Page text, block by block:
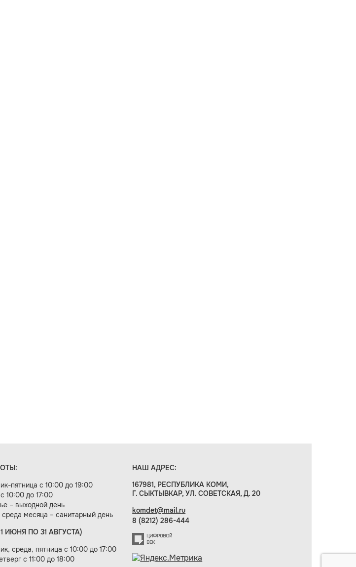
пятница с 10:00 до 19:00
10:00 до 17:00
– выходной день
среда месяца – санитарный день
ИЮНЯ ПО 31 АВГУСТА)
среда, пятница с 10:00 до 17:00
с 11:00 до 18:00
НАШ АДРЕС:
167981, РЕСПУБЛИКА КОМИ,
Г. СЫКТЫВКАР, УЛ. СОВЕТСКАЯ, Д. 20
komdet@mail.ru
8 (8212) 286-444
«Цифровой век»